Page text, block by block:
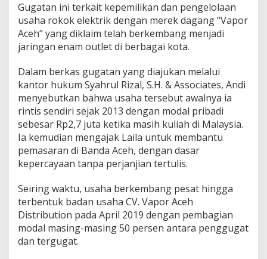
h
P
e
n
i
r
i
V
a
p
o
r
A
h
D
i
s
Gugatan ini terkait kepemilikan dan pengelolaan
usaha rokok elektrik dengan merek dagang “Vapor
Aceh” yang diklaim telah berkembang menjadi
jaringan enam outlet di berbagai kota.
Dalam berkas gugatan yang diajukan melalui
kantor hukum Syahrul Rizal, S.H. & Associates, Andi
menyebutkan bahwa usaha tersebut awalnya ia
rintis sendiri sejak 2013 dengan modal pribadi
sebesar Rp2,7 juta ketika masih kuliah di Malaysia.
Ia kemudian mengajak Laila untuk membantu
pemasaran di Banda Aceh, dengan dasar
kepercayaan tanpa perjanjian tertulis.
Seiring waktu, usaha berkembang pesat hingga
terbentuk badan usaha CV. Vapor Aceh
Distribution pada April 2019 dengan pembagian
modal masing-masing 50 persen antara penggugat
dan tergugat.